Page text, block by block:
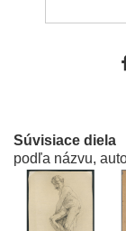
Súvisiace diela
podľa názvu,